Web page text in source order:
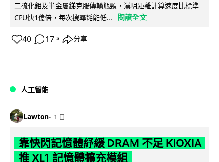
二硫化鉬及半金屬銻克服傳輸瓶頸，漢明距離計算速度比標準
CPU快1億倍，每次搜尋耗能低...
閱讀全文
40 17 ↗ 分享
人工智能
Lawton 1 日
靠快閃記憶體紓緩 DRAM 不足 KIOXIA
推 XL1 記憶體擴充模組